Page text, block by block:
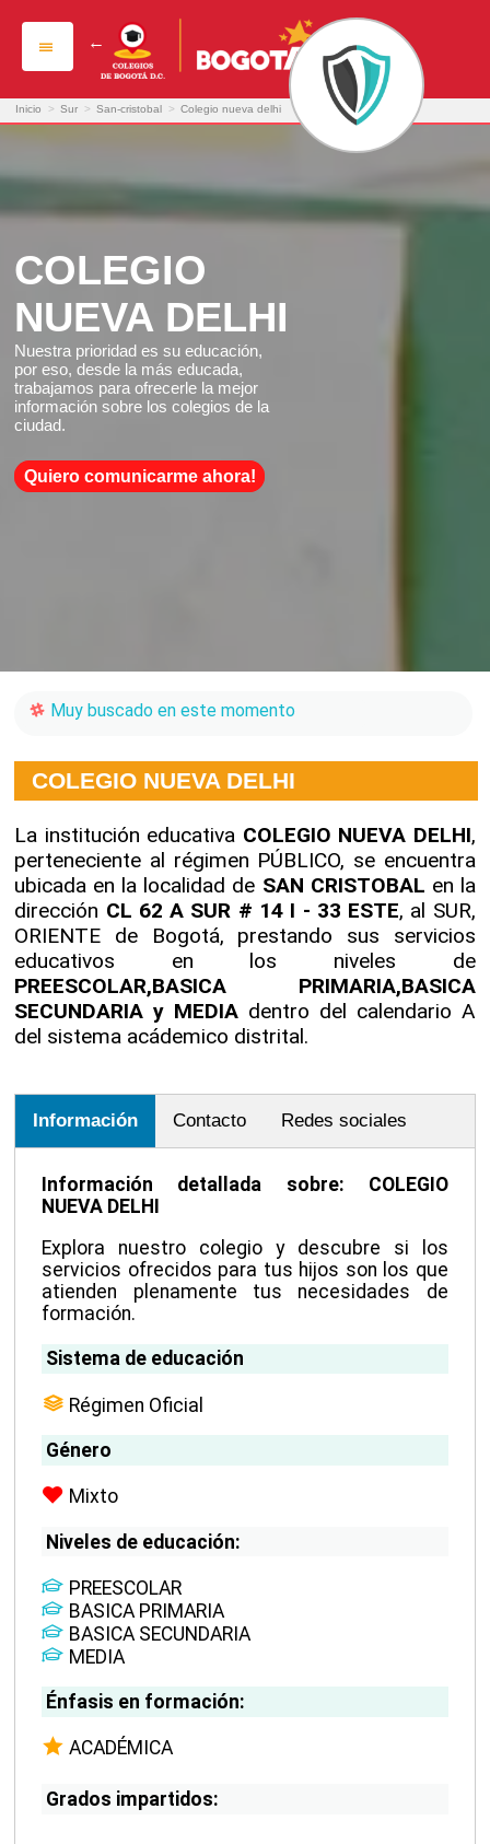
colegio nueva delhi
Inicio > Sur > San-cristobal > Colegio nueva delhi
COLEGIO
NUEVA DELHI
Nuestra prioridad es su educación,
por eso, desde la más educada,
trabajamos para ofrecerle la mejor
información sobre los colegios de la
ciudad.
Quiero comunicarme ahora!
Muy buscado en este momento
COLEGIO NUEVA DELHI
La institución educativa COLEGIO NUEVA DELHI,
perteneciente al régimen PÚBLICO, se encuentra
ubicada en la localidad de SAN CRISTOBAL en la
dirección CL 62 A SUR # 14 I - 33 ESTE, al SUR,
ORIENTE de Bogotá, prestando sus servicios
educativos en los niveles de
PREESCOLAR,BASICA PRIMARIA,BASICA
SECUNDARIA y MEDIA dentro del calendario A
del sistema acádemico distrital.
Información Contacto Redes sociales
Información detallada sobre: COLEGIO
NUEVA DELHI
Explora nuestro colegio y descubre si los
servicios ofrecidos para tus hijos son los que
atienden plenamente tus necesidades de
formación.
Sistema de educación
Régimen Oficial
Género
Mixto
Niveles de educación:
PREESCOLAR
BASICA PRIMARIA
BASICA SECUNDARIA
MEDIA
Énfasis en formación:
ACADÉMICA
Grados impartidos: